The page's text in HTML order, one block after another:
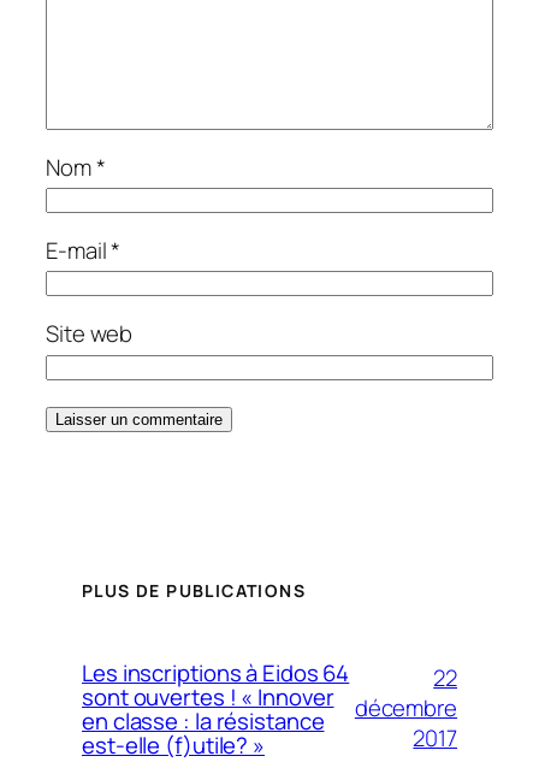
Nom*
E-mail*
Site web
PLUS DE PUBLICATIONS
Les inscriptions à Eidos 64
sont ouvertes ! « Innover
en classe : la résistance
est-elle (f)utile? »
22
décembre
2017